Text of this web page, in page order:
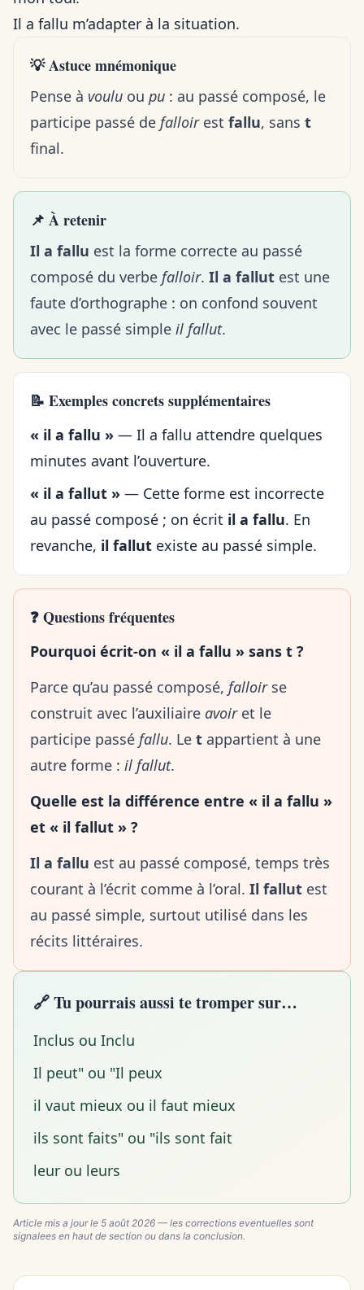
Il a fallu m’adapter à la situation.
💡 Astuce mnémonique
Pense à voulu ou pu : au passé composé, le
participe passé de falloirest fallu, sans t
final.
📌 À retenir
Il a fallu est la forme correcte au passé
composé du verbe falloir. Il a fallut est une
faute d’orthographe : on confond souvent
avec le passé simple il fallut.
📝 Exemples concrets supplémentaires
« il a fallu » — Il a fallu attendre quelques
minutes avant l’ouverture.
« il a fallut » — Cette forme est incorrecte
au passé composé ; on écrit il a fallu. En
revanche, il fallut existe au passé simple.
❓ Questions fréquentes
Pourquoi écrit-on « il a fallu » sans t ?
Parce qu’au passé composé, falloirse
construit avec l’auxiliaire avoiret le
participe passé fallu. Le t appartient à une
autre forme : il fallut.
Quelle est la différence entre « il a fallu »
et « il fallut » ?
Il a fallu est au passé composé, temps très
courant à l’écrit comme à l’oral. Il fallut est
au passé simple, surtout utilisé dans les
récits littéraires.
🔗 Tu pourrais aussi te tromper sur…
Inclus ou Inclu
Il peut" ou "Il peux
il vaut mieux ou il faut mieux
ils sont faits" ou "ils sont fait
leur ou leurs
Article mis a jour le 5 août 2026 — les corrections eventuelles sont
signalees en haut de section ou dans la conclusion.